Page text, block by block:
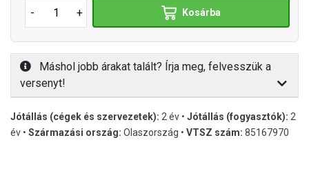
- + Kosárba
Máshol jobb árakat talált? Írja meg, felvesszük a
versenyt!
Jótállás (cégek és szervezetek): 2 év • Jótállás (fogyasztók): 2
év • Származási ország: Olaszország • VTSZ szám: 85167970